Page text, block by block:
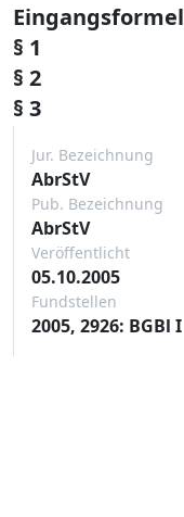
Eingangsformel
§ 1
§ 2
§ 3
Jur. Bezeichnung
AbrStV
Pub. Bezeichnung
AbrStV
Veröffentlicht
05.10.2005
Fundstellen
2005, 2926: BGBl I